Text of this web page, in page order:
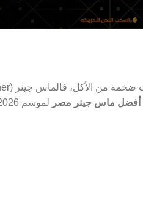
أفضل ماس جينر مصر لموسم 2026.